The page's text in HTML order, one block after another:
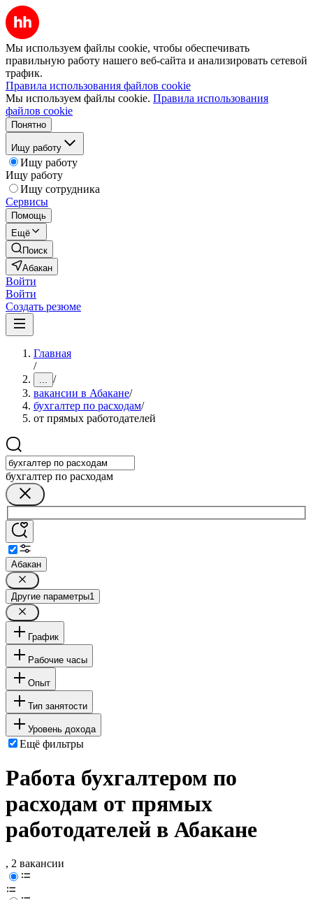
Мы используем файлы cookie, чтобы обеспечивать
правильную работу нашего веб-сайта и анализировать сетевой
трафик.
Правила использования файлов cookie
Мы используем файлы cookie. Правила использования
файлов cookie
Понятно
Ищу работу
Ищу работу
Ищу работу
Ищу сотрудника
Сервисы
Помощь
Ещё
Поиск
Абакан
Войти
Войти
Создать резюме
Главная
/
... /
вакансии в Абакане/
бухгалтер по расходам/
от прямых работодателей
бухгалтер по расходам
Абакан
Другие параметры1
График
Рабочие часы
Опыт
Тип занятости
Уровень дохода
Ещё фильтры
Работа бухгалтером по
расходам от прямых
работодателей в Абакане
, 2 вакансии